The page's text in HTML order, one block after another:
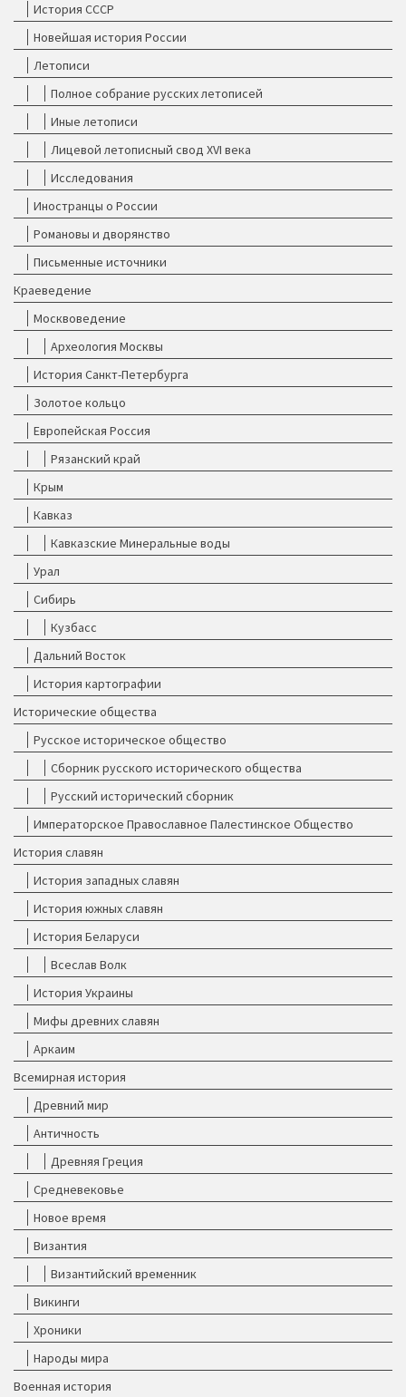
История СССР
Новейшая история России
Летописи
Полное собрание русских летописей
Иные летописи
Лицевой летописный свод XVI века
Исследования
Иностранцы о России
Романовы и дворянство
Письменные источники
Краеведение
Москвоведение
Археология Москвы
История Санкт-Петербурга
Золотое кольцо
Европейская Россия
Рязанский край
Крым
Кавказ
Кавказские Минеральные воды
Урал
Сибирь
Кузбасс
Дальний Восток
История картографии
Исторические общества
Русское историческое общество
Сборник русского исторического общества
Русский исторический сборник
Императорское Православное Палестинское Общество
История славян
История западных славян
История южных славян
История Беларуси
Всеслав Волк
История Украины
Мифы древних славян
Аркаим
Всемирная история
Древний мир
Античность
Древняя Греция
Средневековье
Новое время
Византия
Византийский временник
Викинги
Хроники
Народы мира
Военная история